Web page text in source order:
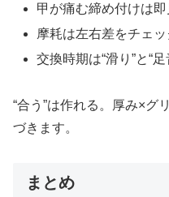
甲が痛む締め付けは
摩耗は左右差をチェッ
交換時期は“滑り”と“
“合う”は作れる。厚み×グ
づきます。
まとめ